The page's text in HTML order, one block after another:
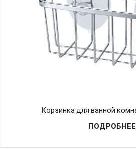
Корзинка для ванной
ПОДРОБНЕЕ